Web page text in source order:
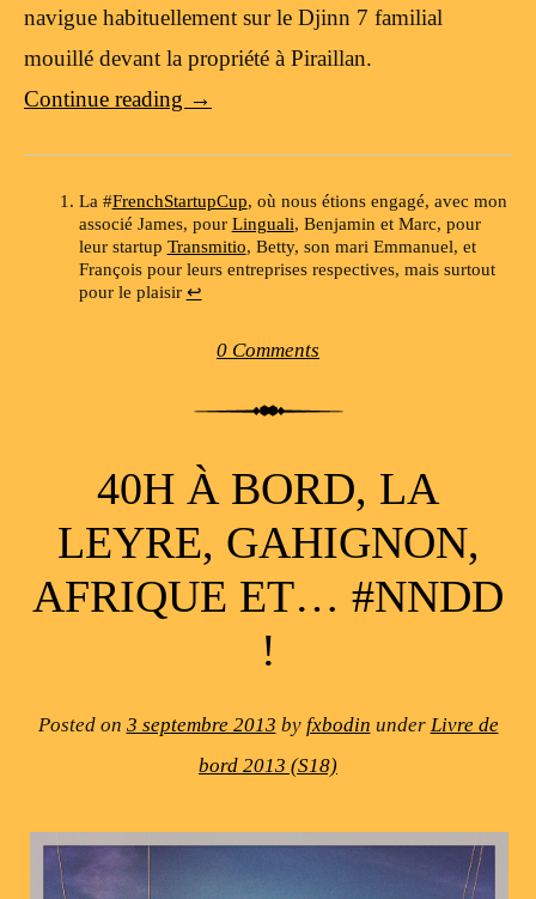
navigue habituellement sur le Djinn 7 familial
mouillé devant la propriété à Piraillan.
Continue reading →
La #FrenchStartupCup, où nous étions engagé, avec mon
associé James, pour Linguali, Benjamin et Marc, pour
leur startup Transmitio, Betty, son mari Emmanuel, et
François pour leurs entreprises respectives, mais surtout
pour le plaisir ↩
0 Comments
40H À BORD, LA
LEYRE, GAHIGNON,
AFRIQUE ET… #NNDD
!
Posted on 3 septembre 2013 by fxbodin under Livre de
bord 2013 (S18)